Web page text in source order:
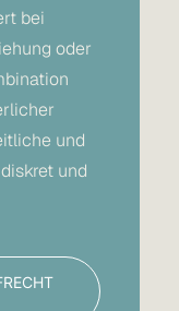
bei
oder
und
und